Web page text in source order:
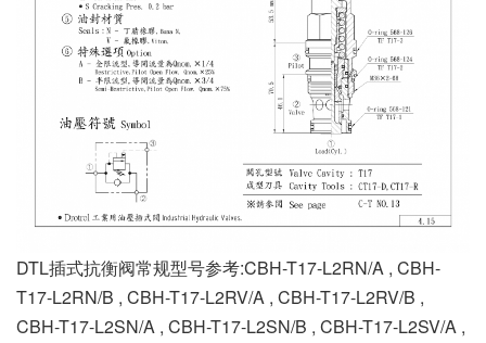
DTL插式抗衡阀常规型号参考:CBH-T17-L2RN/A , CBH-
T17-L2RN/B , CBH-T17-L2RV/A , CBH-T17-L2RV/B ,
CBH-T17-L2SN/A , CBH-T17-L2SN/B , CBH-T17-L2SV/A ,